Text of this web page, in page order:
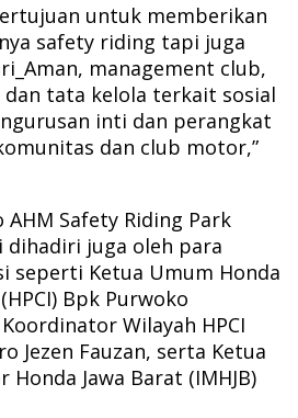
untuk memberikan
safety riding tapi juga
management club,
tata kelola terkait sosial
inti dan perangkat
dan club motor,”
Safety Riding Park
dihadiri juga oleh para
seperti Ketua Umum Honda
Bpk Purwoko
Wilayah HPCI
Jezen Fauzan, serta Ketua
Jawa Barat (IMHJB)